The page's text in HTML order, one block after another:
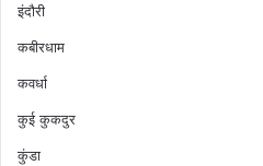
इंदौरी
कबीरधाम
कवर्धा
कुई कुकदुर
कुंडा